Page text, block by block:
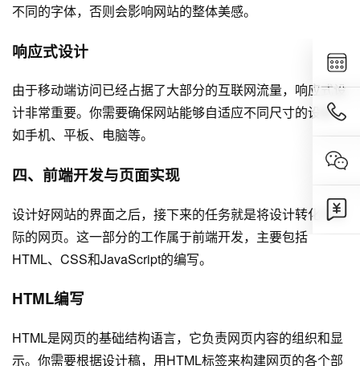
不同的字体，否则会影响网站的整体美感。
响应式设计
由于移动端访问已经占据了大部分的互联网流量，响应式设
计非常重要。你需要确保网站能够自适应不同尺寸的设备，
如手机、平板、电脑等。
四、前端开发与页面实现
设计好网站的界面之后，接下来的任务就是将设计转化为实
际的网页。这一部分的工作属于前端开发，主要包括
HTML、CSS和JavaScript的编写。
HTML编写
HTML是网页的基础结构语言，它负责网页内容的组织和显
示。你需要根据设计稿，用HTML标签来构建网页的各个部